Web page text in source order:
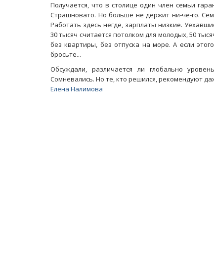
Получается, что в столице один член семьи
Страшновато. Но больше не держит ни-че-го.
Работать здесь негде, зарплаты низкие.
30 тысяч считается потолком для молодых, 50
без квартиры, без отпуска на море. А если
бросьте...
Обсуждали, различается ли глобально
Сомневались. Но те, кто решился, рекомендуют
Елена Налимова